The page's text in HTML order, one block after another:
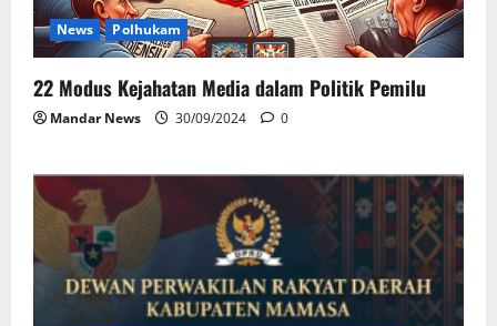
News Polhukam
22 Modus Kejahatan Media dalam Politik Pemilu
Mandar News 30/09/2024 0